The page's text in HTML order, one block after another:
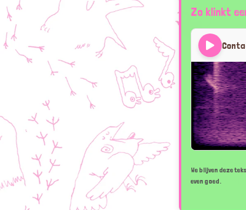
Zo klinkt
We blijven deze
even goed.